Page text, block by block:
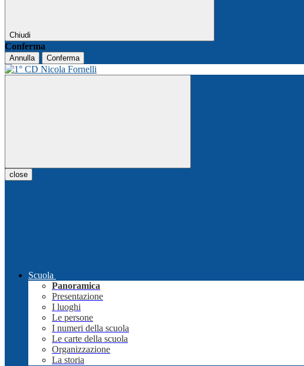
Chiudi
Conferma
Annulla Conferma
close
Scuola
Panoramica
Presentazione
I luoghi
Le persone
I numeri della scuola
Le carte della scuola
Organizzazione
La storia